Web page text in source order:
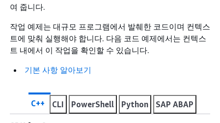
여 줍니다.
작업 예제는 대규모 프로그램에서 발췌한 코드이며 컨텍스
트에 맞춰 실행해야 합니다. 다음 코드 예제에서는 컨텍스
트 내에서 이 작업을 확인할 수 있습니다.
기본 사항 알아보기
C++ CLI PowerShell Python SAP ABAP